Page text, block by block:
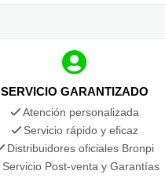
SERVICIO GARANTIZADO
Atención personalizada
Servicio rápido y eficaz
Distribuidores oficiales Bronpi
Servicio Post-venta y Garantías